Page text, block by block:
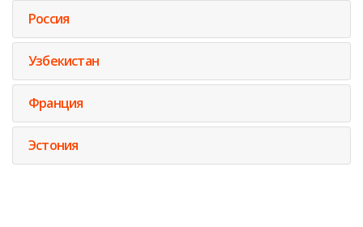
Россия
Узбекистан
Франция
Эстония